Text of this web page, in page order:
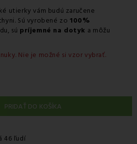
odber v odbernom mieste
utierky vám budú zaručene
Sú vyrobené zo 100%
sú príjemné na dotyk a môžu
Nie je možné si vzor vybrať.
PRIDAŤ DO KOŠÍKA
46 ľudí